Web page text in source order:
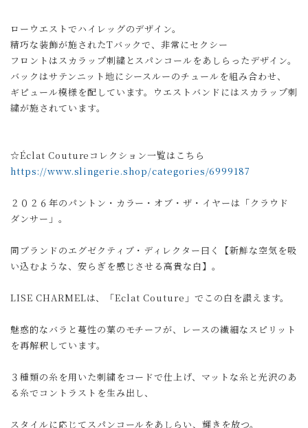
ローウエストでハイレッグのデザイン。
精巧な装飾が施されたTバックで、非常にセクシー
フロントはスカラップ刺繍とスパンコールをあしらったデザイン。
バックはサテンニット地にシースルーのチュールを組み合わせ、
ギピュール模様を配しています。ウエストバンドにはスカラップ刺
繍が施されています。
☆Éclat Coutureコレクション一覧はこちら
https://www.slingerie.shop/categories/6999187
２０２６年のパントン・カラー・オブ・ザ・イヤーは「クラウド
ダンサー」。
同ブランドのエグゼクティブ・ディレクター曰く【新鮮な空気を吸
い込むような、安らぎを感じさせる高貴な白】。
LISE CHARMELは、「Eclat Couture」でこの白を讃えます。
魅惑的なバラと蔓性の葉のモチーフが、レースの繊細なスピリット
を再解釈しています。
３種類の糸を用いた刺繍をコードで仕上げ、マットな糸と光沢のあ
る糸でコントラストを生み出し、
スタイルに応じてスパンコールをあしらい、輝きを放つ。